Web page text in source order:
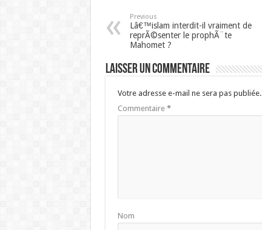
Previous
Lâ€™islam interdit-il vraiment de
reprÃ©senter le prophÃ¨te
Mahomet ?
Laisser un commentaire
Votre adresse e-mail ne sera pas publiée.
Commentaire *
Nom